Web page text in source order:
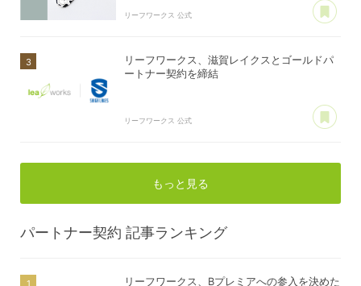
リーフワークス 公式
リーフワークス、滋賀レイクスとゴールドパ
ートナー契約を締結
リーフワークス 公式
もっと見る
パートナー契約 記事ランキング
リーフワークス、Bプレミアへの参入を決めた